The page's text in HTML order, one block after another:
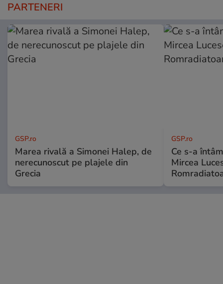
PARTENERI
GSP.ro
Marea rivală a Simonei Halep, de
nerecunoscut pe plajele din
Grecia
GSP.ro
Ce s-a
Mircea